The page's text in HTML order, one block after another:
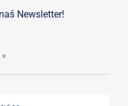
Newsletter!